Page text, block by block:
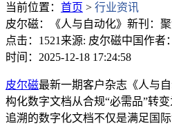
当前位置： 首页 > 行业资讯
皮尔磁：《人与自动化》新刊：
点击：1521 来源: 皮尔磁中国作者
时间：2025-12-18 17:24:58
皮尔磁最新一期客户杂志《人与
构化数字文档从合规“必需品”转
追溯的数字化文档不仅是满足国